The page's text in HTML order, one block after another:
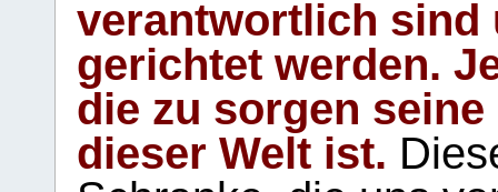
verantwortlich sind
gerichtet werden.
die zu sorgen
dieser Welt ist.